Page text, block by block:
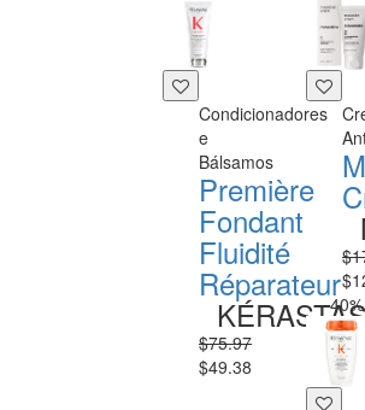
Condicionadores
e
Bálsamos
Première
Fondant
Fluidité
Réparateur
$75.97
$49.38
-40%